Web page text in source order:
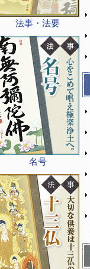
法事・法要
名号